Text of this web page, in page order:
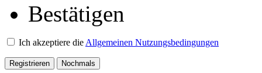
Bestätigen
Ich akzeptiere die Allgemeinen Nutzungsbedingungen